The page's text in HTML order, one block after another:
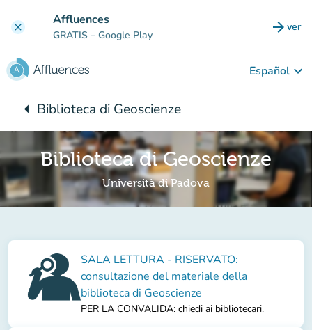
clear Affluences
GRATIS – Google Play arrow_forward ver
Español keyboard_arrow_down
arrow_leftVuelta:
Biblioteca di Geoscienze
Biblioteca di Geoscienze
Università di Padova
SALA LETTURA - RISERVATO:
consultazione del materiale della
biblioteca di Geoscienze
PER LA CONVALIDA: chiedi ai bibliotecari.